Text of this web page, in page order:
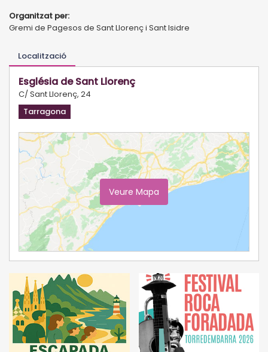
Organitzat per:
Gremi de Pagesos de Sant Llorenç i Sant Isidre
Localització
Església de Sant Llorenç
C/ Sant Llorenç, 24
Tarragona
Veure Mapa